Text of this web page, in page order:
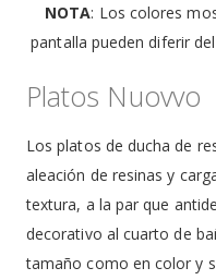
NOTA: Los colores
pantalla pueden diferir
Platos Nuovvo
Los platos de ducha de
aleación de resinas y
textura, a la par que
decorativo al cuarto de
tamaño como en color y